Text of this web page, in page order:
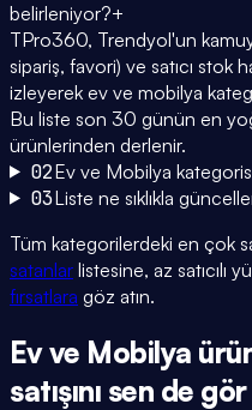
belirleniyor?+
TPro360, Trendyol'un
sipariş, favori) ve satıcı stok
izleyerek ev ve mobilya
Bu liste son 30 günün en
ürünlerinden derlenir.
02Ev ve Mobilya
03Liste ne sıklıkla
Tüm kategorilerdeki en çok
satanlar listesine, az satıcılı
fırsatlara göz atın.
Ev ve Mobilya
satışını sen de gör